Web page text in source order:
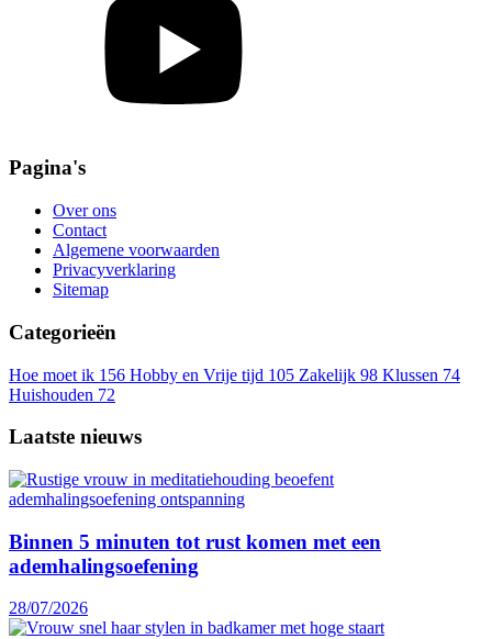
Pagina's
Over ons
Contact
Algemene voorwaarden
Privacyverklaring
Sitemap
Categorieën
Hoe moet ik 156 Hobby en Vrije tijd 105 Zakelijk 98 Klussen 74
Huishouden 72
Laatste nieuws
Binnen 5 minuten tot rust komen met een
ademhalingsoefening
28/07/2026